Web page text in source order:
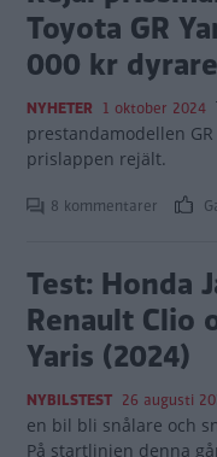
Toyota GR
000 kr dyrare
NYHETER 1 oktober 2024
prestandamodellen
prislappen rejält.
8 kommentarer
Test: Honda
Renault Clio
Yaris (2024)
NYBILSTEST 26 augusti
en bil bli snålare och
På startlinjen denna